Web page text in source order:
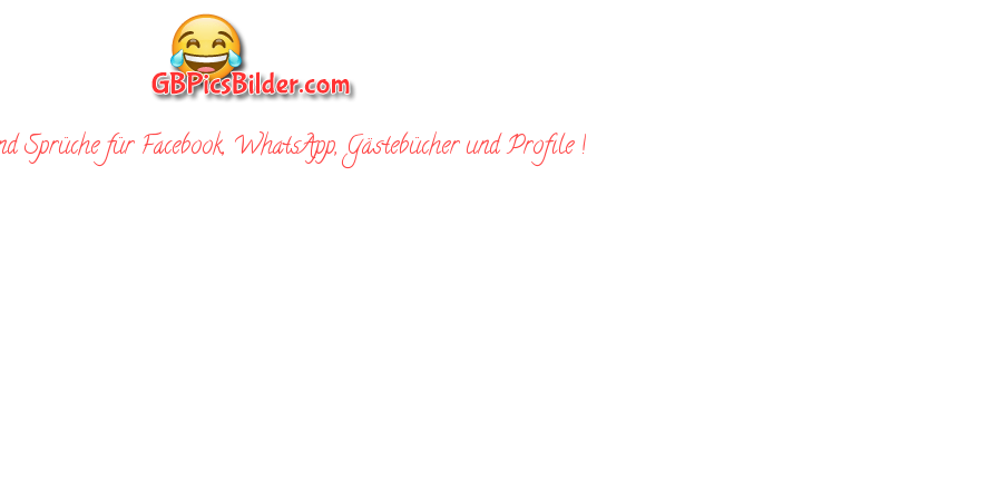
Sprüche für Facebook, WhatsApp, Gästebücher und Profile !